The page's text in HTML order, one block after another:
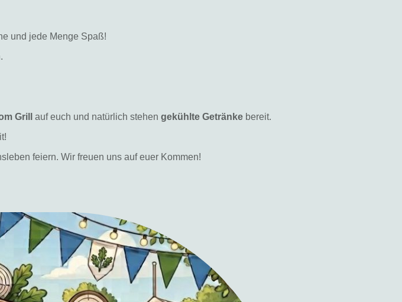
und jede Menge Spaß!
Grill auf euch und natürlich stehen gekühlte Getränke bereit.
feiern. Wir freuen uns auf euer Kommen!